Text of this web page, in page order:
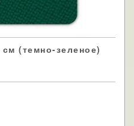
(темно-зеленое)